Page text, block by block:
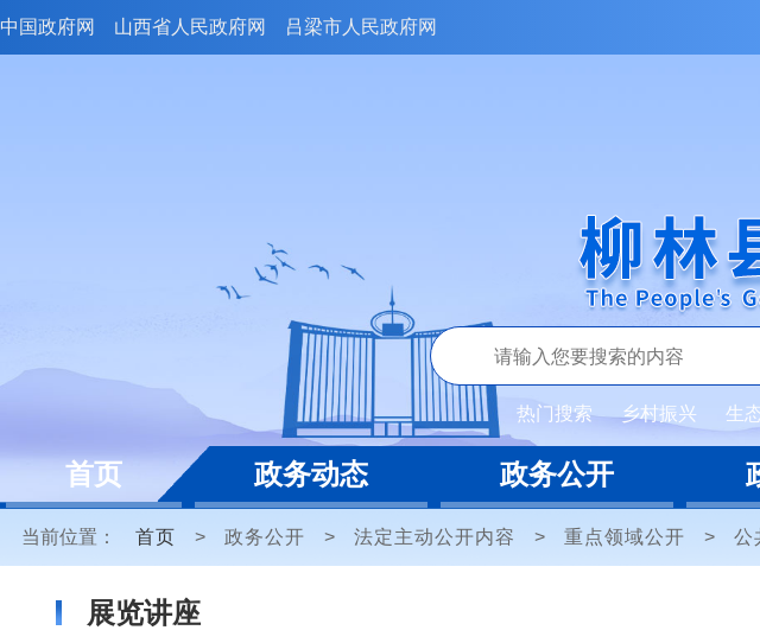
中国政府网 山西省人民政府网 吕梁市人民政府网
热门搜索 乡村振兴 生
首页 政务动态 政务公开
当前位置： 首页 > 政务公开 > 法定主动公开内容 > 重点领域公开 > 公
展览讲座